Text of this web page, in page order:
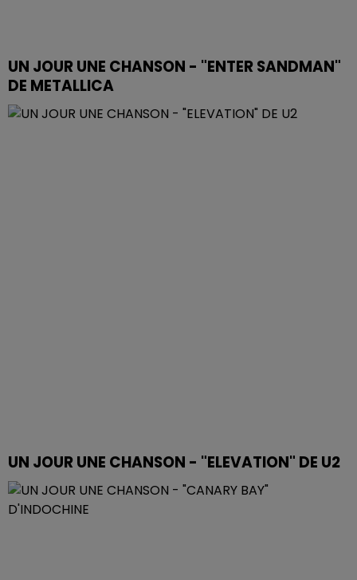
UN JOUR UNE CHANSON - "ENTER SANDMAN"
DE METALLICA
UN JOUR UNE CHANSON - "ELEVATION" DE U2